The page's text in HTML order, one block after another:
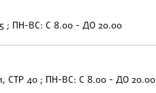
ПН-ВС: С 8.00 - ДО 20.00
СТР 40 ; ПН-ВС: С 8.00 - ДО 20.00